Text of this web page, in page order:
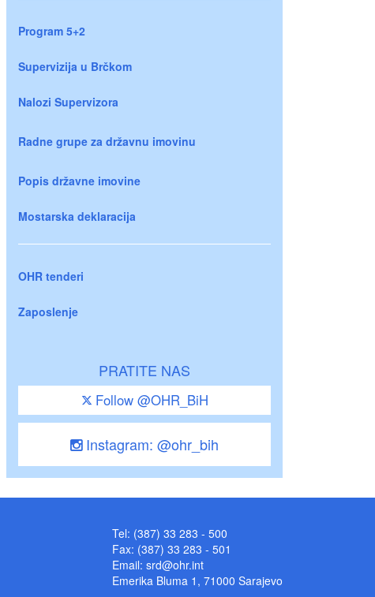
Program 5+2
Supervizija u Brčkom
Nalozi Supervizora
Radne grupe za državnu imovinu
Popis državne imovine
Mostarska deklaracija
OHR tenderi
Zaposlenje
PRATITE NAS
Follow @OHR_BiH
Instagram: @ohr_bih
Tel: (387) 33 283 - 500
Fax: (387) 33 283 - 501
Email: srd@ohr.int
Emerika Bluma 1, 71000 Sarajevo